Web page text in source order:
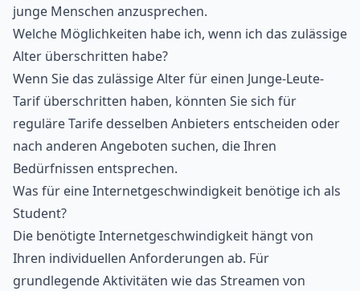
junge Menschen anzusprechen.
Welche Möglichkeiten habe ich, wenn ich das zulässige
Alter überschritten habe?
Wenn Sie das zulässige Alter für einen Junge-Leute-
Tarif überschritten haben, könnten Sie sich für
reguläre Tarife desselben Anbieters entscheiden oder
nach anderen Angeboten suchen, die Ihren
Bedürfnissen entsprechen.
Was für eine Internetgeschwindigkeit benötige ich als
Student?
Die benötigte Internetgeschwindigkeit hängt von
Ihren individuellen Anforderungen ab. Für
grundlegende Aktivitäten wie das Streamen von